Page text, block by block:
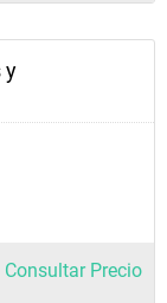
y
Consultar Precio